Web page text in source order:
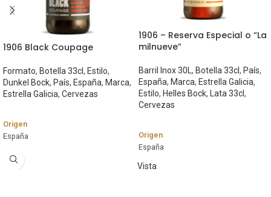
1906 Black Coupage
Formato, Botella 33cl, Estilo,
Dunkel Bock, País, España, Marca,
Estrella Galicia, Cervezas
Origen
España
Marca
Estrella Galicia
1906 – Reserva Especial o “La
milnueve”
Barril Inox 30L , Botella 33cl, País,
España, Marca, Estrella Galicia,
Estilo, Helles Bock, Lata 33cl,
Cervezas
Origen
España
Marca
Vista